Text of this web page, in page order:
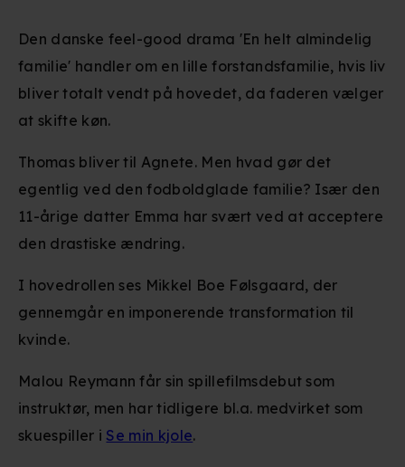
Den danske feel-good drama 'En helt almindelig
familie' handler om en lille forstandsfamilie, hvis liv
bliver totalt vendt på hovedet, da faderen vælger
at skifte køn.
Thomas bliver til Agnete. Men hvad gør det
egentlig ved den fodboldglade familie? Især den
11-årige datter Emma har svært ved at acceptere
den drastiske ændring.
I hovedrollen ses Mikkel Boe Følsgaard, der
gennemgår en imponerende transformation til
kvinde.
Malou Reymann får sin spillefilmsdebut som
instruktør, men har tidligere bl.a. medvirket som
skuespiller i Se min kjole.